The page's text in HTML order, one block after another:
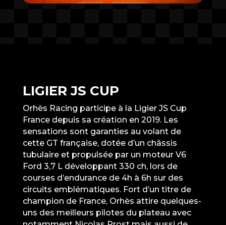
LIGIER JS CUP
Orhès Racing participe à la Ligier JS Cup
France depuis sa création en 2019. Les
sensations sont garanties au volant de
cette GT française, dotée d’un châssis
tubulaire et propulsée par un moteur V6
Ford 3,7 L développant 330 ch, lors de
courses d’endurance de 4h à 6h sur des
circuits emblématiques. Fort d’un titre de
champion de France, Orhès attire quelques-
uns des meilleurs pilotes du plateau avec